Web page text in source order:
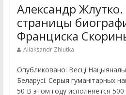
Александр
страницы
Франциска
Aliaksandr Zhlutka
Опубликовано: Весці
Беларусі. Серыя гуманітарных
50 В этом году исполняется 500